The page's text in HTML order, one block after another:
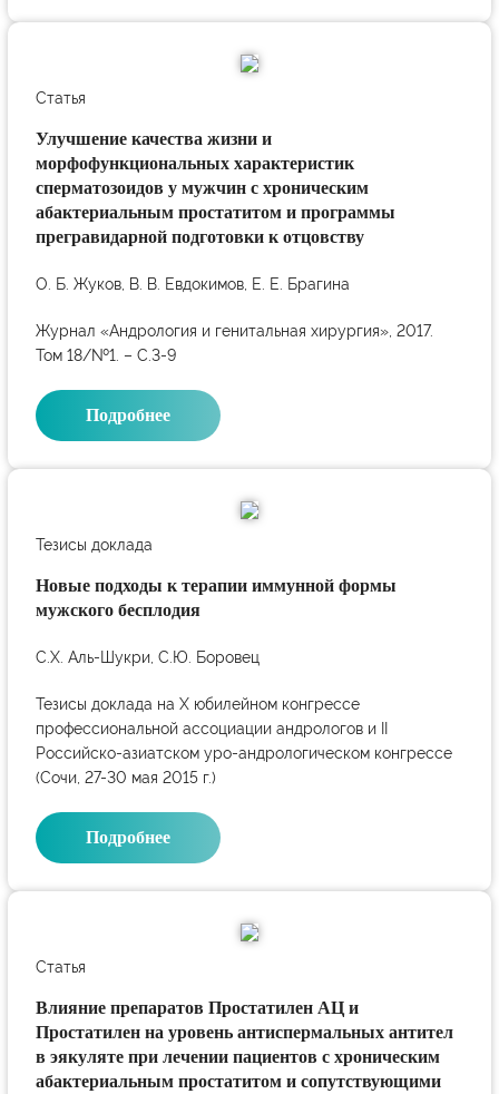
Статья
Улучшение качества жизни и
морфофункциональных характеристик
сперматозоидов у мужчин с хроническим
абактериальным простатитом и программы
прегравидарной подготовки к отцовству
О. Б. Жуков, В. В. Евдокимов, Е. Е. Брагина
Журнал «Андрология и генитальная хирургия», 2017.
Том 18/№1. – С.3-9
Подробнее
Тезисы доклада
Новые подходы к терапии иммунной формы
мужского бесплодия
С.Х. Аль-Шукри, С.Ю. Боровец
Тезисы доклада на X юбилейном конгрессе
профессиональной ассоциации андрологов и II
Российско-азиатском уро-андрологическом конгрессе
(Сочи, 27-30 мая 2015 г.)
Подробнее
Статья
Влияние препаратов Простатилен АЦ и
Простатилен на уровень антиспермальных антител
в эякуляте при лечении пациентов с хроническим
абактериальным простатитом и сопутствующими